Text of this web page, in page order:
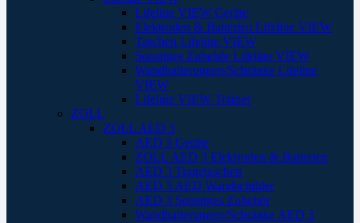
Lifeline VIEW Geräte
Elektroden & Batterien Lifeline VIEW
Taschen Lifeline VIEW
Sonstiges Zubehör Lifeline VIEW
Wandhalterungen/Schränke Lifeline
VIEW
Lifeline VIEW Trainer
ZOLL
ZOLL AED 3
AED 3 Geräte
ZOLL AED 3 Elektroden & Batterien
AED 3 Tragetaschen
AED 3 AED Wandschilder
AED 3 Sonstiges Zubehör
Wandhalterungen/Schränke AED 3